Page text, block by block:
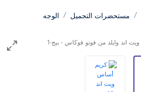
مستحضرات التجميل
الوجه